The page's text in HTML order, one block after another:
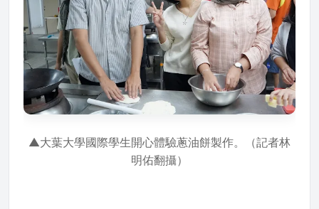
▲大葉大學國際學生開心體驗蔥油餅製作。（記者林
明佑翻攝）